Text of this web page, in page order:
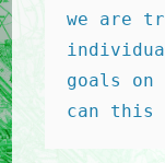
we are
goals on
can this